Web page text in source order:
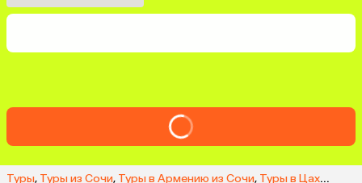
Туры, Туры из Сочи, Туры в Армению из Сочи, Туры в Цахкадзор из Сочи